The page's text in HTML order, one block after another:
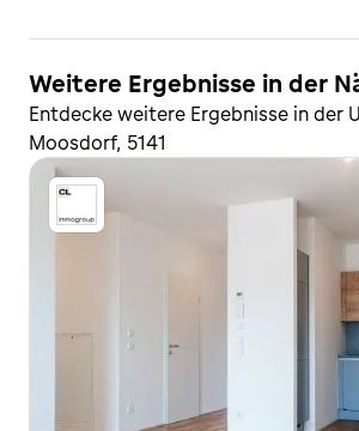
Weitere Ergebnisse in der
Entdecke weitere Ergebnisse in der
Moosdorf, 5141